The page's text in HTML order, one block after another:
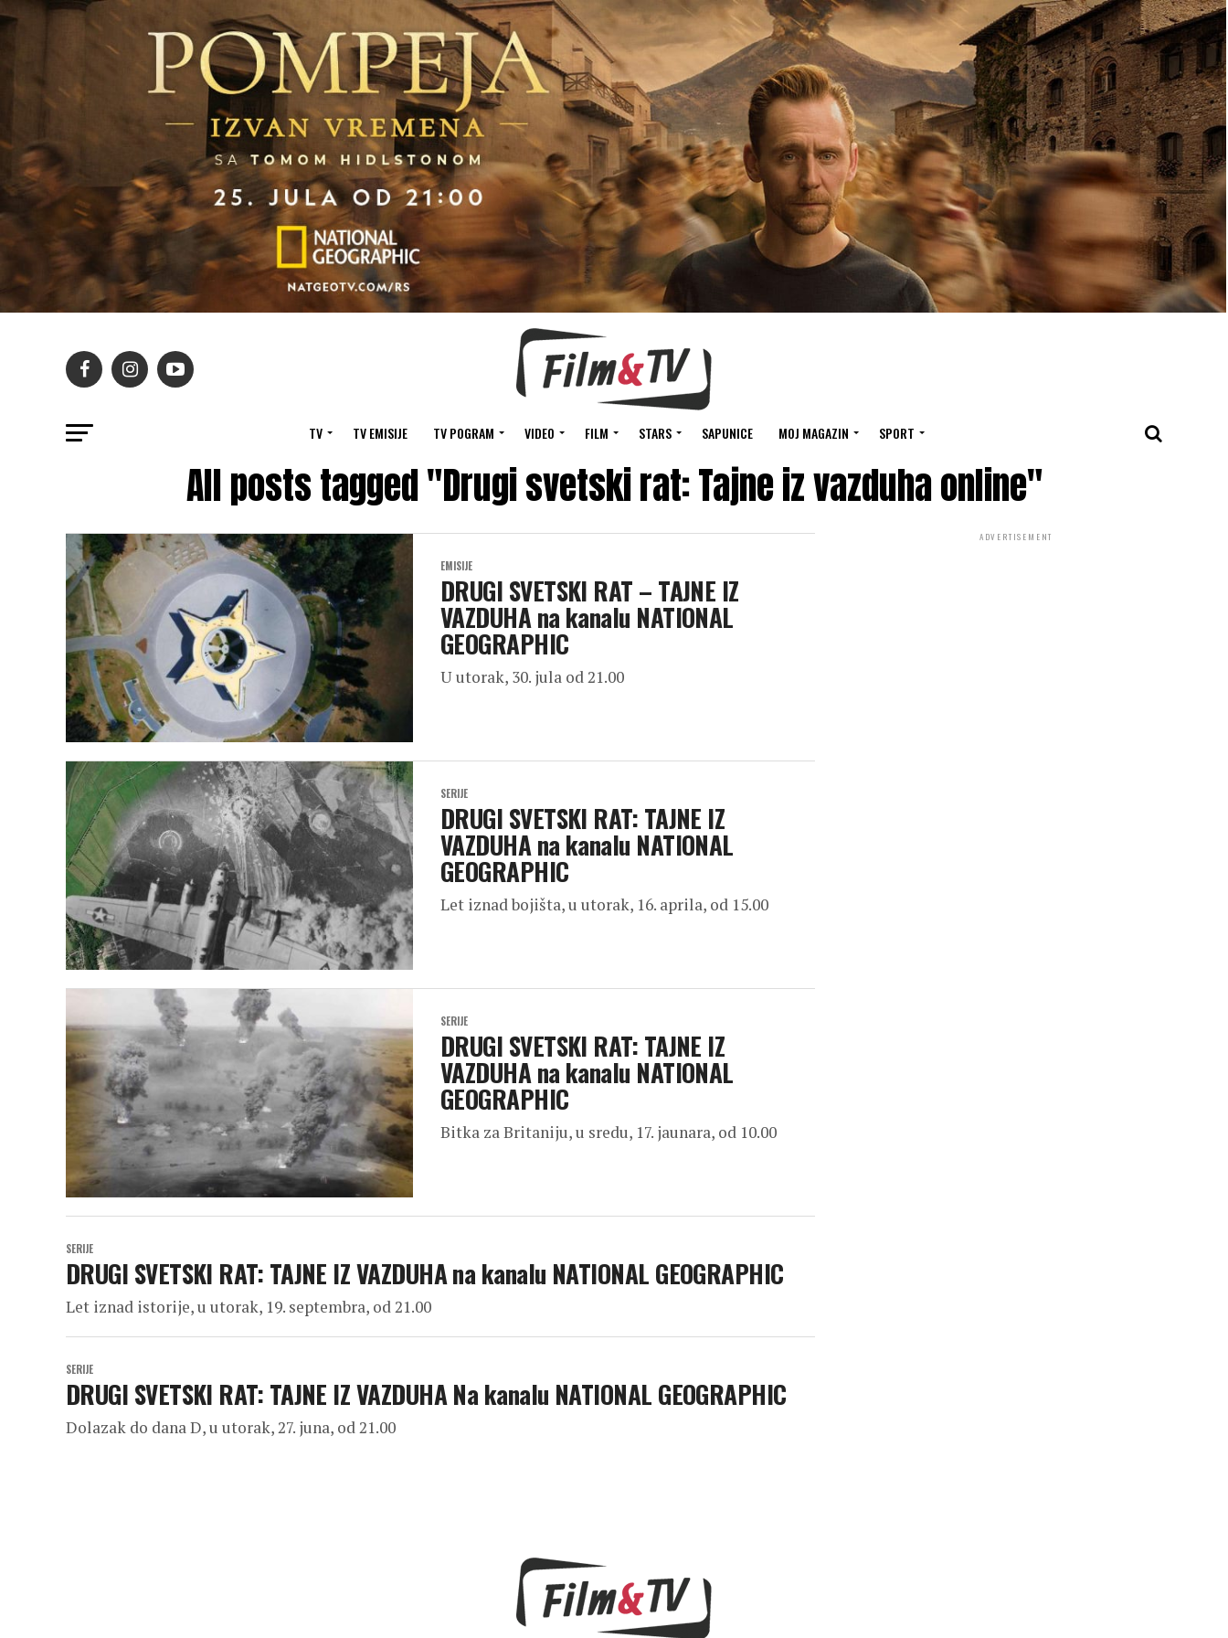
TV TV EMISIJE TV POGRAM VIDEO FILM STARS SAPUNICE MOJ MAGAZIN SPORT
All posts tagged "Drugi svetski rat: Tajne iz vazduha online"
EMISIJE
DRUGI SVETSKI RAT – TAJNE IZ
VAZDUHA na kanalu NATIONAL
GEOGRAPHIC
U utorak, 30. jula od 21.00
SERIJE
DRUGI SVETSKI RAT: TAJNE IZ
VAZDUHA na kanalu NATIONAL
GEOGRAPHIC
Let iznad bojišta, u utorak, 16. aprila, od 15.00
SERIJE
DRUGI SVETSKI RAT: TAJNE IZ
VAZDUHA na kanalu NATIONAL
GEOGRAPHIC
Bitka za Britaniju, u sredu, 17. jaunara, od 10.00
SERIJE
DRUGI SVETSKI RAT: TAJNE IZ VAZDUHA na kanalu NATIONAL GEOGRAPHIC
Let iznad istorije, u utorak, 19. septembra, od 21.00
SERIJE
DRUGI SVETSKI RAT: TAJNE IZ VAZDUHA Na kanalu NATIONAL GEOGRAPHIC
Dolazak do dana D, u utorak, 27. juna, od 21.00
ADVERTISEMENT